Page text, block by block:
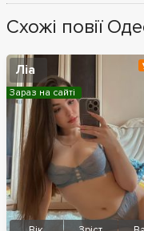
Схожі повії
Ліа
Зараз на сайті